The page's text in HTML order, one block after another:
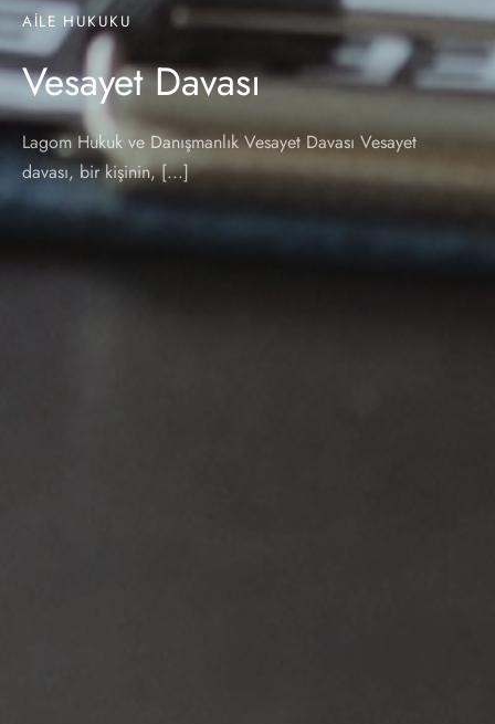
AILE HUKUKU
Vesayet Davası
Lagom Hukuk ve Danışmanlık Vesayet Davası Vesayet
davası, bir kişinin, [...]